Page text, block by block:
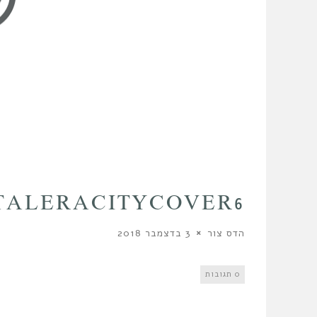
הדס צור 3 בדצמבר 2018
0 תגובות